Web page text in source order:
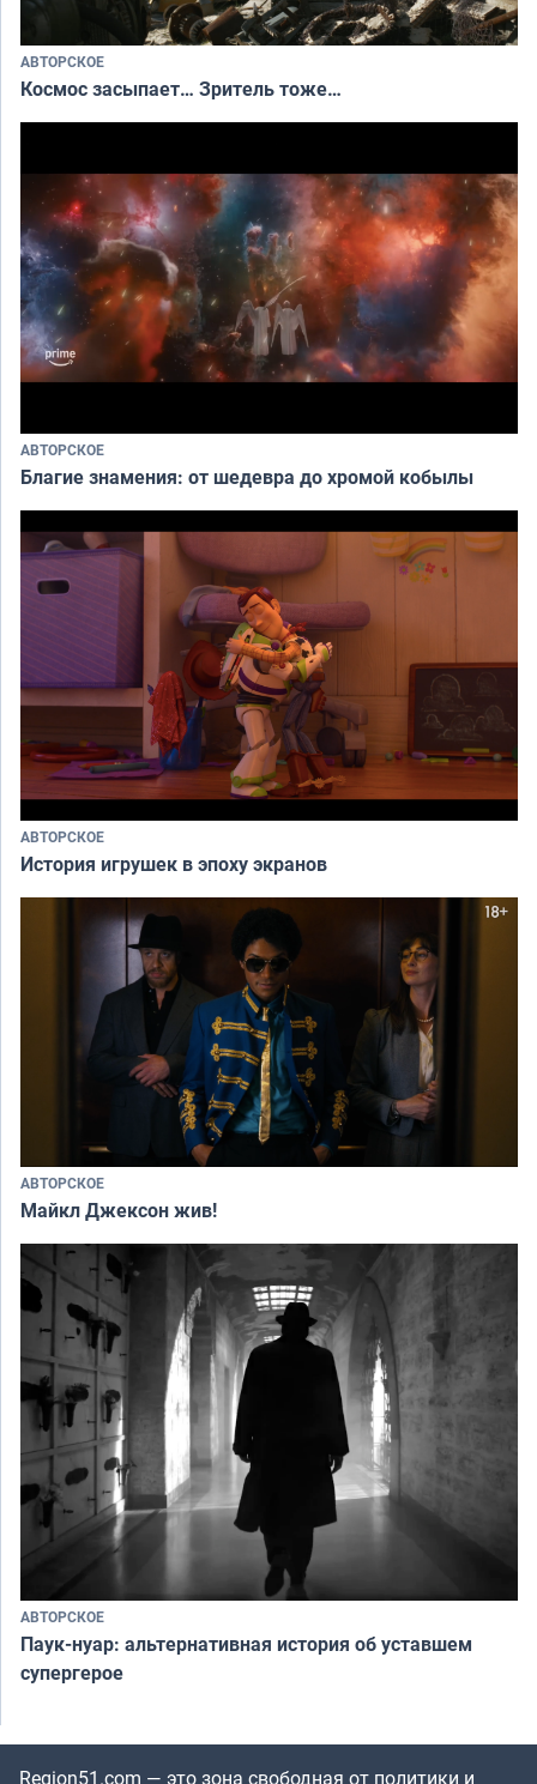
АВТОРСКОЕ
Космос засыпает… Зритель тоже…
АВТОРСКОЕ
Благие знамения: от шедевра до хромой кобылы
АВТОРСКОЕ
История игрушек в эпоху экранов
АВТОРСКОЕ
Майкл Джексон жив!
АВТОРСКОЕ
Паук-нуар: альтернативная история об уставшем
супергерое
Region51.com — это зона свободная от политики и